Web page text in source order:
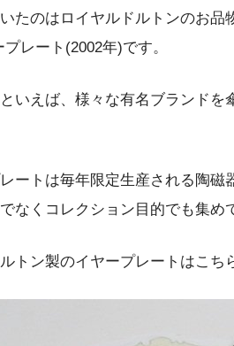
たのはロイヤルドルトンのお品
レート(2002年)です。
いえば、様々な有名ブランド
ートは毎年限定生産される陶
なくコレクション目的でも集め
トン製のイヤープレートはこち